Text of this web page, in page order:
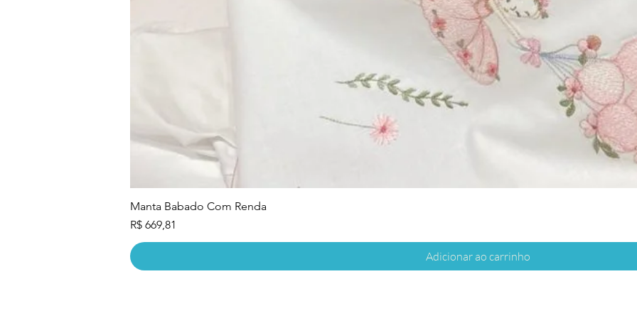
Manta Babado Com Renda
Preço
R$ 669,81
Adicionar ao carrinho